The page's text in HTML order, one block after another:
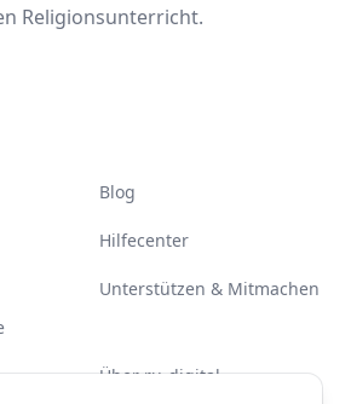
Religionsunterricht.
Blog
Hilfecenter
Unterstützen & Mitmachen
Über ru-digital